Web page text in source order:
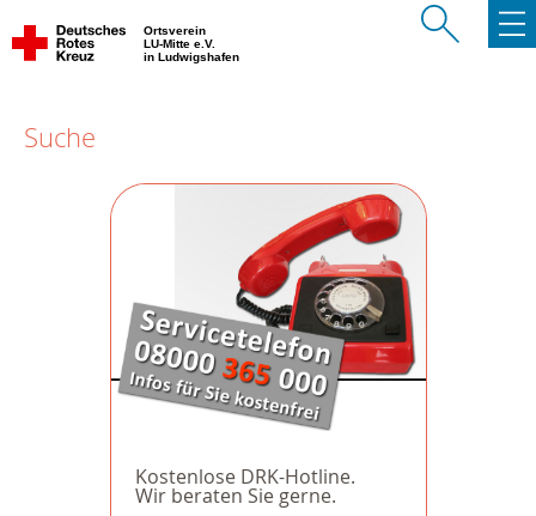
Ortsverein
LU-Mitte e.V.
in Ludwigshafen
Suche
Kostenlose DRK-Hotline.
Wir beraten Sie gerne.